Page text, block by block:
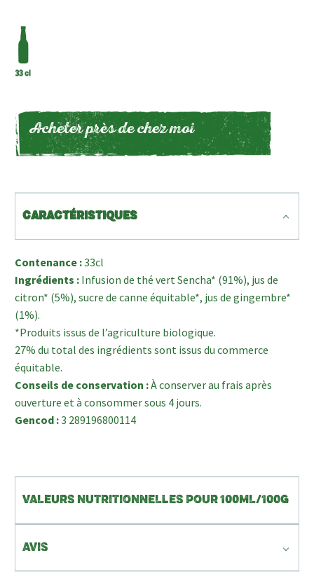
Acheter près de chez moi
CARACTÉRISTIQUES
Contenance :33cl
Ingrédients : Infusion de thé vert Sencha* (91%), jus de
citron* (5%), sucre de canne équitable*, jus de gingembre*
(1%).
*Produits issus de l’agriculture biologique.
27% du total des ingrédients sont issus du commerce
équitable.
Conseils de conservation :À conserver au frais après
ouverture et à consommer sous 4 jours.
Gencod :3 289196800114
VALEURS NUTRITIONNELLES POUR 100ML/100G
AVIS